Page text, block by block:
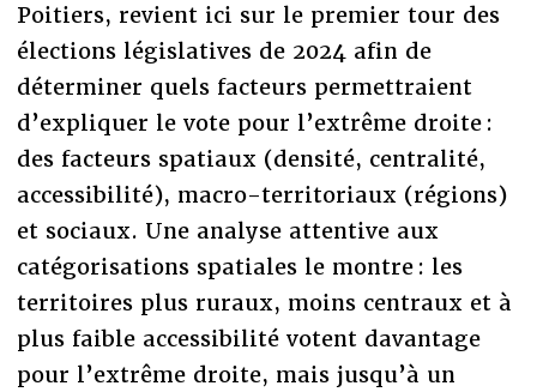
Poitiers, revient ici sur le premier tour des
élections législatives de 2024 afin de
déterminer quels facteurs permettraient
d’expliquer le vote pour l’extrême droite :
des facteurs spatiaux (densité, centralité,
accessibilité), macro-territoriaux (régions)
et sociaux. Une analyse attentive aux
catégorisations spatiales le montre : les
territoires plus ruraux, moins centraux et à
plus faible accessibilité votent davantage
pour l’extrême droite, mais jusqu’à un